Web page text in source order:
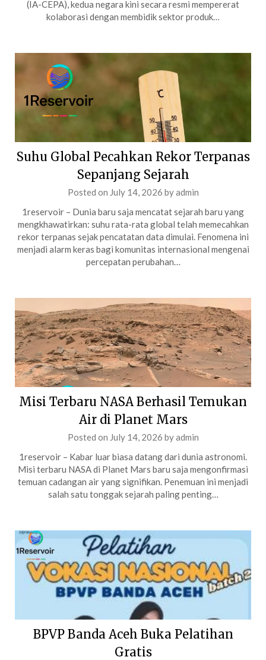
(IA-CEPA), kedua negara kini secara resmi mempererat
kolaborasi dengan membidik sektor produk…
Suhu Global Pecahkan Rekor Terpanas
Sepanjang Sejarah
Posted on July 14, 2026 byadmin
1reservoir – Dunia baru saja mencatat sejarah baru yang
mengkhawatirkan: suhu rata-rata global telah memecahkan
rekor terpanas sejak pencatatan data dimulai. Fenomena ini
menjadi alarm keras bagi komunitas internasional mengenai
percepatan perubahan…
Misi Terbaru NASA Berhasil Temukan
Air di Planet Mars
Posted on July 14, 2026 byadmin
1reservoir – Kabar luar biasa datang dari dunia astronomi.
Misi terbaru NASA di Planet Mars baru saja mengonfirmasi
temuan cadangan air yang signifikan. Penemuan ini menjadi
salah satu tonggak sejarah paling penting…
BPVP Banda Aceh Buka Pelatihan
Gratis